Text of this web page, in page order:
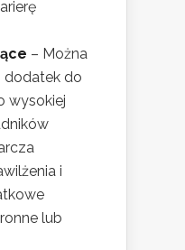
– Można
dodatek do
wysokiej
i
lub